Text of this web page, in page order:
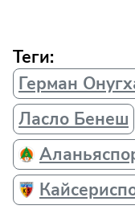
Теги:
Герман
Ласло Бенеш